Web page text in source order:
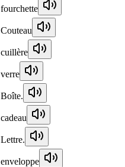
fourchette
Couteau
cuillère
verre
Boîte.
cadeau
Lettre.
enveloppe